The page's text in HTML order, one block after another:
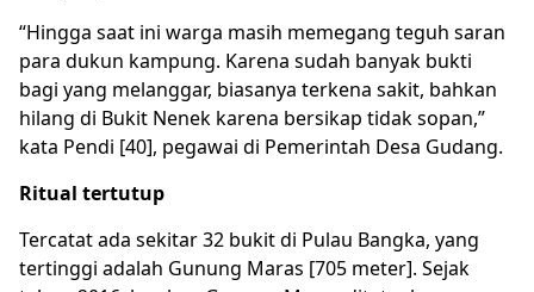
“Hingga saat ini warga masih memegang teguh saran
para dukun kampung. Karena sudah banyak bukti
bagi yang melanggar, biasanya terkena sakit, bahkan
hilang di Bukit Nenek karena bersikap tidak sopan,”
kata Pendi [40], pegawai di Pemerintah Desa Gudang.
Ritual tertutup
Tercatat ada sekitar 32 bukit di Pulau Bangka, yang
tertinggi adalah Gunung Maras [705 meter]. Sejak